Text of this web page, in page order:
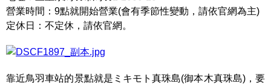
營業時間：9點就開始營業(會有季節性變動，請依官網為主)
定休日：不定休，請依官網。
靠近鳥羽車站的景點就是ミキモト真珠島(御本木真珠島)，要